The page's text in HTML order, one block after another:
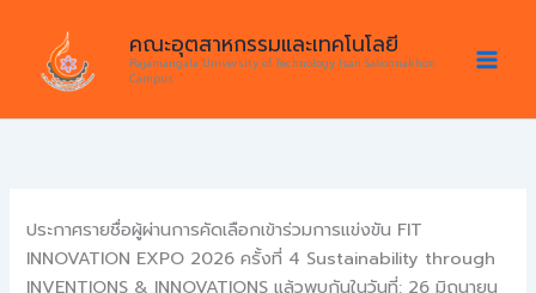
content
คณะอุตสาหกรรมและเทคโนโลยี
Rajamangala University of Technology Isan Sakonnakhon
Campus
ประกาศรายชื่อผู้ผ่านการคัดเลือกเข้าร่วมการแข่งขัน FIT
INNOVATION EXPO 2026 ครั้งที่ 4 Sustainability through
INVENTIONS & INNOVATIONS แล้วพบกันในวันที่: 26 มิถุนายน